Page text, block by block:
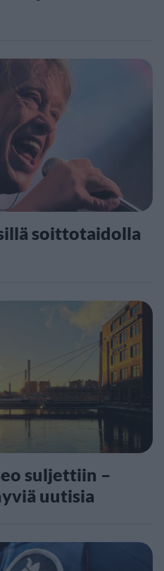
soittotaidolla
suljettiin –
uutisia